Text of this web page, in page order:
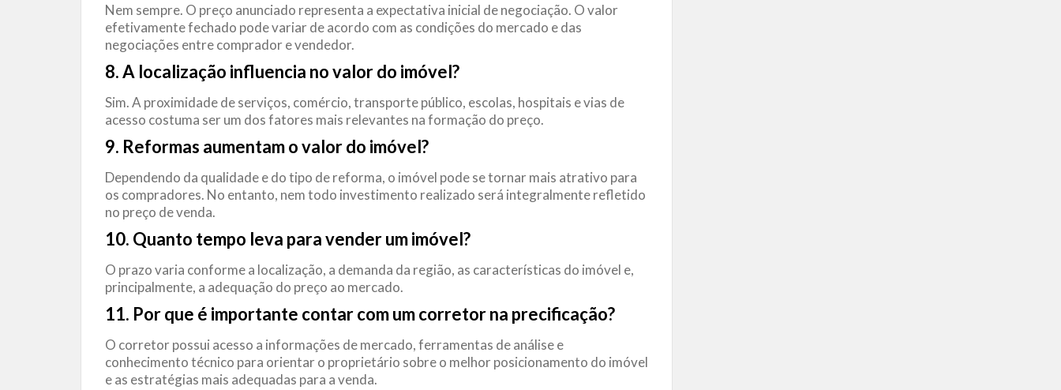
Nem sempre. O preço anunciado representa a expectativa inicial de negociação. O valor
efetivamente fechado pode variar de acordo com as condições do mercado e das
negociações entre comprador e vendedor.
8. A localização influencia no valor do imóvel?
Sim. A proximidade de serviços, comércio, transporte público, escolas, hospitais e vias de
acesso costuma ser um dos fatores mais relevantes na formação do preço.
9. Reformas aumentam o valor do imóvel?
Dependendo da qualidade e do tipo de reforma, o imóvel pode se tornar mais atrativo para
os compradores. No entanto, nem todo investimento realizado será integralmente refletido
no preço de venda.
10. Quanto tempo leva para vender um imóvel?
O prazo varia conforme a localização, a demanda da região, as características do imóvel e,
principalmente, a adequação do preço ao mercado.
11. Por que é importante contar com um corretor na precificação?
O corretor possui acesso a informações de mercado, ferramentas de análise e
conhecimento técnico para orientar o proprietário sobre o melhor posicionamento do imóvel
e as estratégias mais adequadas para a venda.